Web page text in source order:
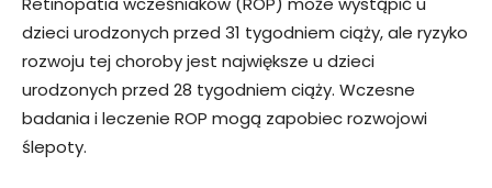
dzieci urodzonych przed 31 tygodniem ciąży, ale ryzyko
rozwoju tej choroby jest największe u dzieci
urodzonych przed 28 tygodniem ciąży. Wczesne
badania i leczenie ROP mogą zapobiec rozwojowi
ślepoty.